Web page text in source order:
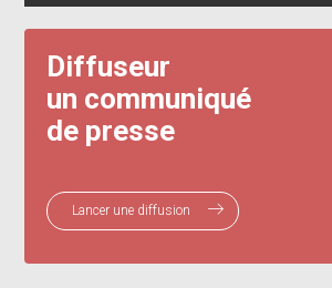
Diffuseur
un communiqué
de presse
Lancer une diffusion